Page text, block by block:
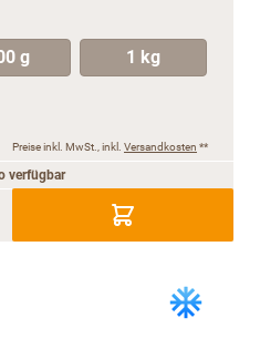
g 1 kg
Preise inkl. MwSt., inkl. Versandkosten **
verfügbar